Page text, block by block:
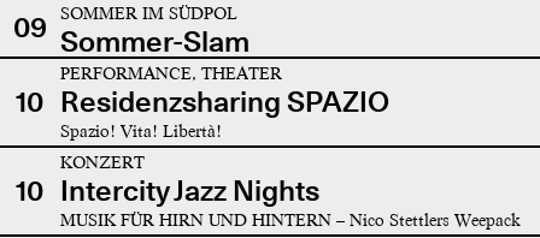
09
SOMMER IM SÜDPOL
Sommer-Slam
10
PERFORMANCE, THEATER
Residenzsharing SPAZIO
Spazio! Vita! Libertà!
10
KONZERT
Intercity Jazz Nights
MUSIK FÜR HIRN UND HINTERN – Nico Stettlers Weepack